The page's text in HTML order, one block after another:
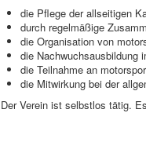
die Pflege der allseitigen
durch regelmäßige
die Organisation von
die Nachwuchsausbildung
die Teilnahme an
die Mitwirkung bei der
Der Verein ist selbstlos tätig.